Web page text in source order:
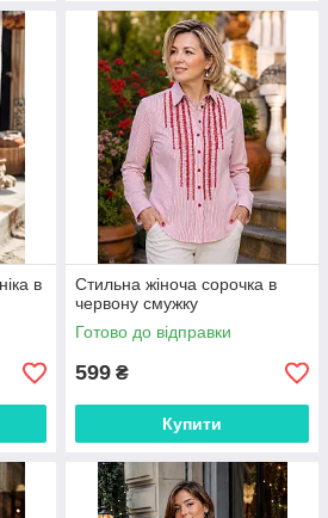
в
Стильна жіноча сорочка в
червону смужку
Готово до відправки
599 ₴
Купити